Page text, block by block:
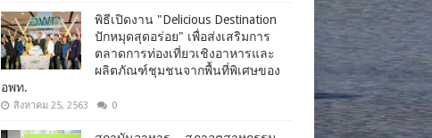
พิธีเปิดงาน "Delicious Destination
ปักหมุดสุดอร่อย" เพื่อส่งเสริมการ
ตลาดการท่องเที่ยวเชิงอาหารและ
ผลิตภัณฑ์ชุมชนจากพื้นที่พิเศษของ
อพท.
สิงหาคม 25, 2563 0